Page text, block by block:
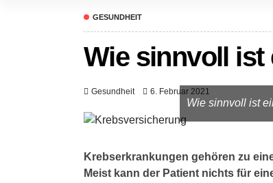
GESUNDHEIT
Wie sinnvoll
Gesundheit 6. Februar 2021
Wie sinnvoll ist
Krebserkrankungen gehören zu
Meist kann der Patient nichts für